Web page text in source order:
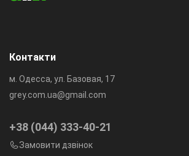
Контакти
м. Одесса, ул. Базовая, 17
grey.com.ua@gmail.com
+38 (044) 333-40-21
Замовити дзвінок